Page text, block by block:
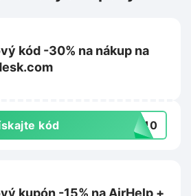
kód -30% na nákup na
kód VE10
kupón -15% na AirHelp +